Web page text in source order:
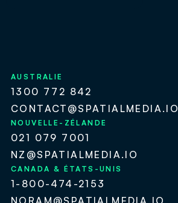
AUSTRALIE
1300 772 842
CONTACT@SPATIALMEDIA.IO
NOUVELLE-ZÉLANDE
021 079 7001
NZ@SPATIALMEDIA.IO
CANADA & ÉTATS-UNIS
1-800-474-2153
NORAM@SPATIALMEDIA.IO